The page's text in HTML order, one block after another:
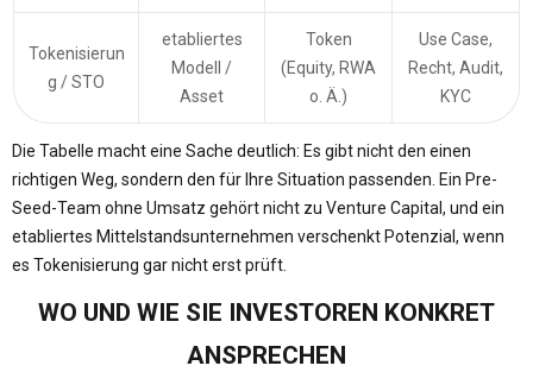
Tokenisierun
g / STO
etabliertes
Modell /
Asset
Token
(Equity, RWA
o. Ä.)
Use Case,
Recht, Audit,
KYC
Die Tabelle macht eine Sache deutlich: Es gibt nicht den einen
richtigen Weg, sondern den für Ihre Situation passenden. Ein Pre-
Seed-Team ohne Umsatz gehört nicht zu Venture Capital, und ein
etabliertes Mittelstandsunternehmen verschenkt Potenzial, wenn
es Tokenisierung gar nicht erst prüft.
WO UND WIE SIE INVESTOREN KONKRET
ANSPRECHEN